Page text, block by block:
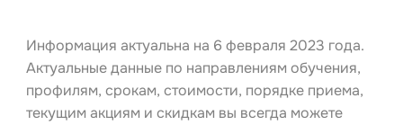
Информация актуальна на 6 февраля 2023 года.
Актуальные данные по направлениям обучения,
профилям, срокам, стоимости, порядке приема,
текущим акциям и скидкам вы всегда можете